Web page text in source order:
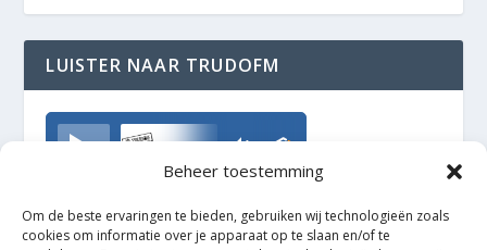
Beheer toestemming
Om de beste ervaringen te bieden, gebruiken wij technologieën zoals
cookies om informatie over je apparaat op te slaan en/of te
LUISTER NAAR TRUDOFM
TrudoFM